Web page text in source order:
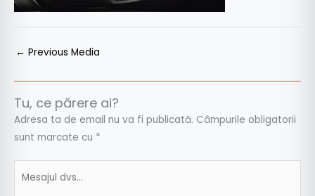
← Previous Media
Tu, ce părere ai?
Adresa ta de email nu va fi publicată. Câmpurile obligatorii
sunt marcate cu *